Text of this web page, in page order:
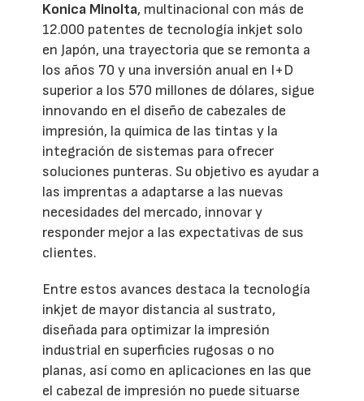
Konica Minolta, multinacional con más de
12.000 patentes de tecnología inkjet solo
en Japón, una trayectoria que se remonta a
los años 70 y una inversión anual en I+D
superior a los 570 millones de dólares, sigue
innovando en el diseño de cabezales de
impresión, la química de las tintas y la
integración de sistemas para ofrecer
soluciones punteras. Su objetivo es ayudar a
las imprentas a adaptarse a las nuevas
necesidades del mercado, innovar y
responder mejor a las expectativas de sus
clientes.
Entre estos avances destaca la tecnología
inkjet de mayor distancia al sustrato,
diseñada para optimizar la impresión
industrial en superficies rugosas o no
planas, así como en aplicaciones en las que
el cabezal de impresión no puede situarse